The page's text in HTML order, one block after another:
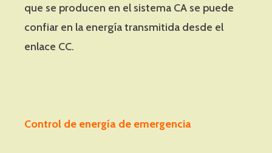
que se producen en el sistema CA se puede
confiar en la energía transmitida desde el
enlace CC.
Control de energía de emergencia